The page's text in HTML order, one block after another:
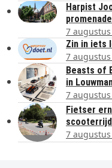
Harpist
7
Zin in iets
7
Beasts of
in
7
Fietser
7